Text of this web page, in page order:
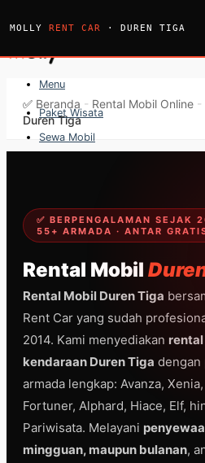
to
Menu
Paket Wisata
Sewa Mobil
Sewa Hiace
Hubungi
Hubungi
MOLLY RENT CAR · DUREN TIGA
✅ Beranda - Rental Mobil Online -
Duren Tiga
✅ BERPENGALAMAN SEJAK
55+ ARMADA · ANTAR
Rental Mobil
Rental Mobil Duren Tiga
Rent Car yang sudah
2014. Kami menyediakan rental
kendaraan Duren Tiga dengan
armada lengkap: Avanza,
Fortuner, Alphard, Hiace, Elf,
Pariwisata. Melayani
mingguan, maupun bulanan,